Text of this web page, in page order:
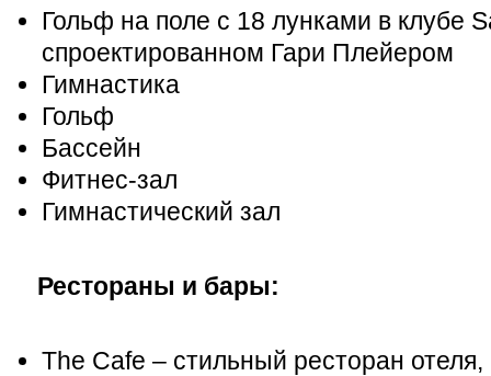
Гольф на поле с 18 лунками в клубе
спроектированном Гари Плейером
Гимнастика
Гольф
Бассейн
Фитнес-зал
Гимнастический зал
Рестораны и бары:
The Cafe – стильный ресторан